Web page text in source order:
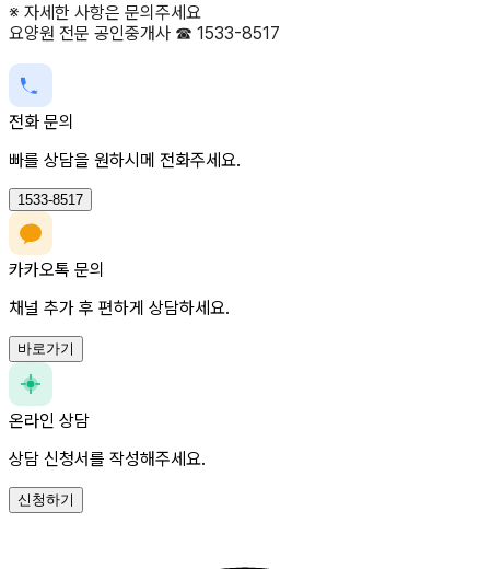
※ 자세한 사항은 문의주세요
요양원 전문 공인중개사 ☎ 1533-8517
전화 문의
빠를 상담을 원하시메 전화주세요.
1533-8517
카카오톡 문의
채널 추가 후 편하게 상담하세요.
바로가기
온라인 상담
상담 신청서를 작성해주세요.
신청하기